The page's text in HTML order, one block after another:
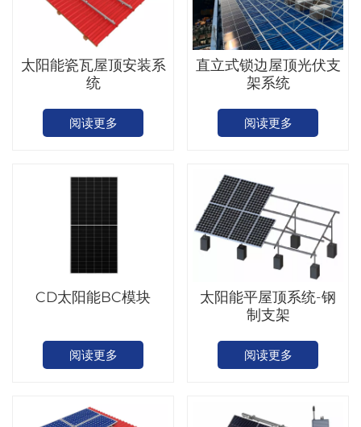
太阳能瓷瓦屋顶安装系
统
阅读更多
直立式锁边屋顶光伏支
架系统
阅读更多
CD太阳能BC模块
阅读更多
太阳能平屋顶系统-钢
制支架
阅读更多